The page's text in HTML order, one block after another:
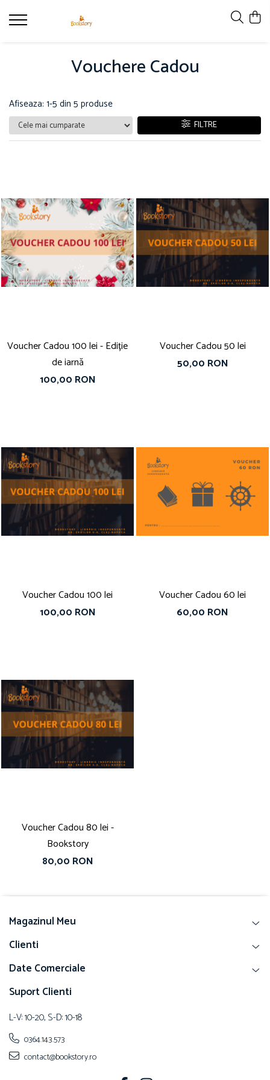
Carte adulți
Carte copii - raftul BookTruck
Pentru el
Pettson și Findus
Poezie
Vederi
Vouchere Cadou
Vouchere Cadou
Afiseaza: 1-5 din 5 produse
FILTRE
Voucher Cadou 100 lei - Ediție
de iarnă
100,00 RON
Voucher Cadou 50 lei
50,00 RON
Voucher Cadou 100 lei
100,00 RON
Voucher Cadou 60 lei
60,00 RON
Voucher Cadou 80 lei -
Bookstory
80,00 RON
Magazinul Meu
Clienti
Date Comerciale
Suport Clienti
L-V: 10-20, S-D: 10-18
0364.143.573
contact@bookstory.ro